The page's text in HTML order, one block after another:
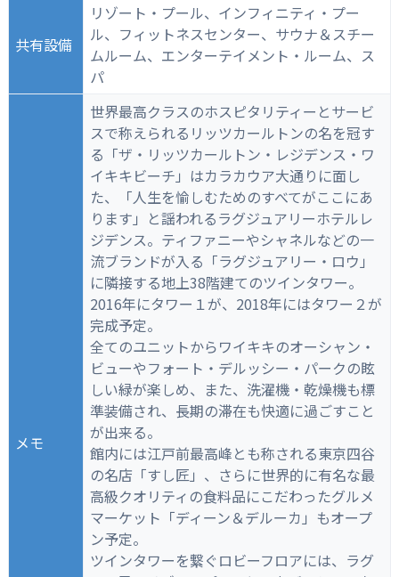
共有設備
リゾート・プール、インフィニティ・プー
ル、フィットネスセンター、サウナ＆スチー
ムルーム、エンターテイメント・ルーム、ス
パ
メモ
世界最高クラスのホスピタリティーとサービ
スで称えられるリッツカールトンの名を冠す
る「ザ・リッツカールトン・レジデンス・ワ
イキキビーチ」はカラカウア大通りに面し
た、「人生を愉しむためのすべてがここにあ
ります」と謡われるラグジュアリーホテルレ
ジデンス。ティファニーやシャネルなどの一
流ブランドが入る「ラグジュアリー・ロウ」
に隣接する地上38階建てのツインタワー。
2016年にタワー１が、2018年にはタワー２が
完成予定。
全てのユニットからワイキキのオーシャン・
ビューやフォート・デルッシー・パークの眩
しい緑が楽しめ、また、洗濯機・乾燥機も標
準装備され、長期の滞在も快適に過ごすこと
が出来る。
館内には江戸前最高峰とも称される東京四谷
の名店「すし匠」、さらに世界的に有名な最
高級クオリティの食料品にこだわったグルメ
マーケット「ディーン＆デルーカ」もオープ
ン予定。
ツインタワーを繋ぐロビーフロアには、ラグ